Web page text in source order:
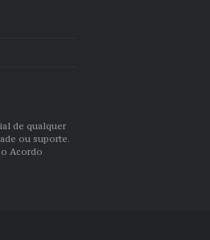
de qualquer
ou suporte.
Acordo